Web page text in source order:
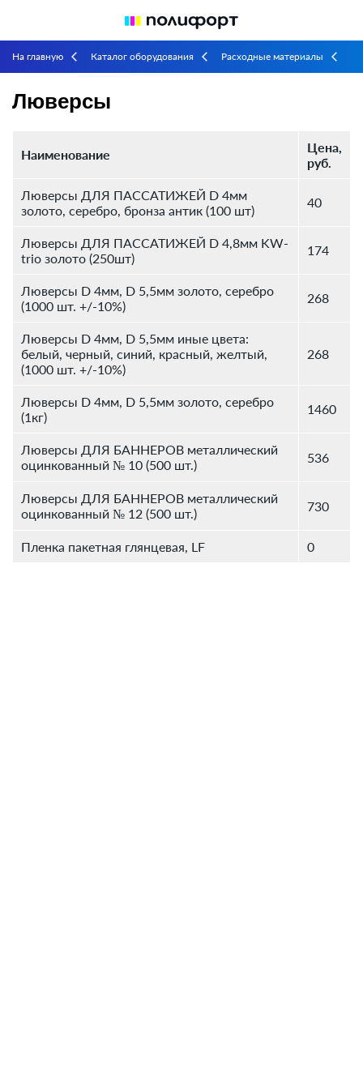
На главную arrow_back_ios Каталог оборудования arrow_back_ios Расходные материалы arrow_back_ios
Люверсы
Наименование
Цена,
руб.
Люверсы ДЛЯ ПАССАТИЖЕЙ D 4мм
золото, серебро, бронза антик (100 шт)
40
Люверсы ДЛЯ ПАССАТИЖЕЙ D 4,8мм KW-
trio золото (250шт)
174
Люверсы D 4мм, D 5,5мм золото, серебро
(1000 шт. +/-10%)
268
Люверсы D 4мм, D 5,5мм иные цвета:
белый, черный, синий, красный, желтый,
(1000 шт. +/-10%)
268
Люверсы D 4мм, D 5,5мм золото, серебро
(1кг)
1460
Люверсы ДЛЯ БАННЕРОВ металлический
оцинкованный № 10 (500 шт.)
536
Люверсы ДЛЯ БАННЕРОВ металлический
оцинкованный № 12 (500 шт.)
730
Пленка пакетная глянцевая, LF 0